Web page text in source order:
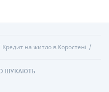
Кредит на житло в Коростені
ШУКАЮТЬ